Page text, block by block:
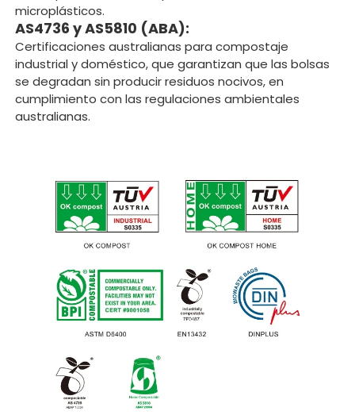
microplásticos.
AS4736 y AS5810 (ABA):
Certificaciones australianas para compostaje
industrial y doméstico, que garantizan que las bolsas
se degradan sin producir residuos nocivos, en
cumplimiento con las regulaciones ambientales
australianas.